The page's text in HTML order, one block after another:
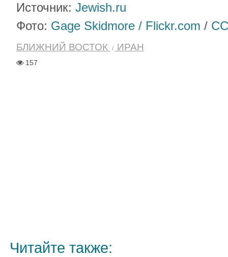
Источник: Jewish.ru
Фото: Gage Skidmore / Flickr.com /
БЛИЖНИЙ ВОСТОК ИРАН
157
Читайте также: